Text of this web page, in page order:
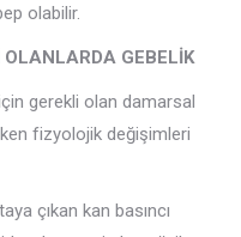
olabilir.
OLANLARDA GEBELİK
gerekli olan damarsal
fizyolojik değişimleri
çıkan kan basıncı